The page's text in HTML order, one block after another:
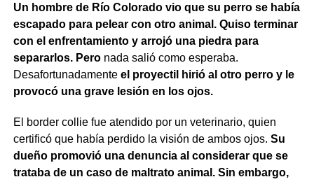
También se efectuaron trabajos en Los Fresnos y Vintter;
Avenida Viterbori y Lago Mascardi; Avenida Roca y
Gadano; y Gadano al 846, donde se retiró una rejilla
dañada y se colocó una valla preventiva para evitar
Un hombre de Río Colorado vio que su perro se había
escapado para pelear con otro animal. Quiso terminar
con el enfrentamiento y arrojó una piedra para
separarlos. Peronada salió como esperaba.
Desafortunadamente el proyectil hirió al otro perro y le
provocó una grave lesión en los ojos.
El border collie fue atendido por un veterinario, quien
certificó que había perdido la visión de ambos ojos. Su
dueño promovió una denuncia al considerar que se
trataba de un caso de maltrato animal. Sin embargo,